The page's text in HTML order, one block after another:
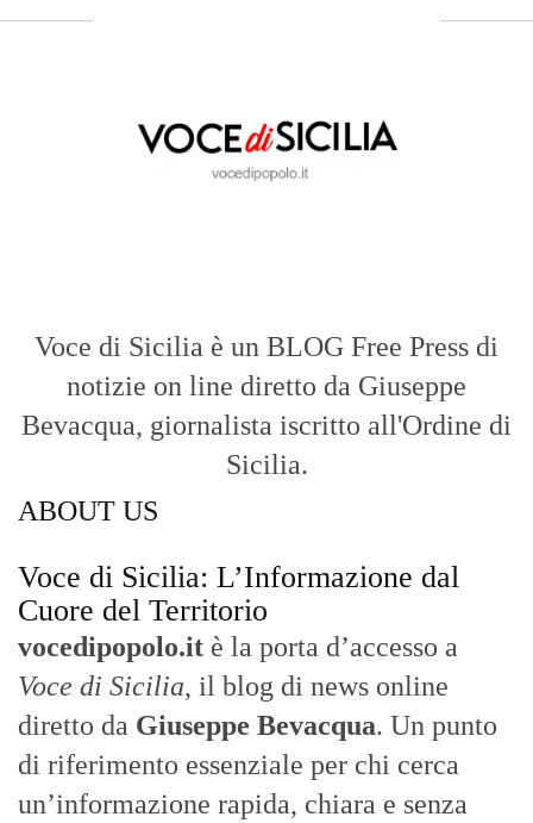
Voce di Sicilia è un BLOG Free Press di
notizie on line diretto da Giuseppe
Bevacqua, giornalista iscritto all'Ordine di
Sicilia.
ABOUT US
Voce di Sicilia: L’Informazione dal
Cuore del Territorio
vocedipopolo.it è la porta d’accesso a
Voce di Sicilia, il blog di news online
diretto da Giuseppe Bevacqua. Un punto
di riferimento essenziale per chi cerca
un’informazione rapida, chiara e senza